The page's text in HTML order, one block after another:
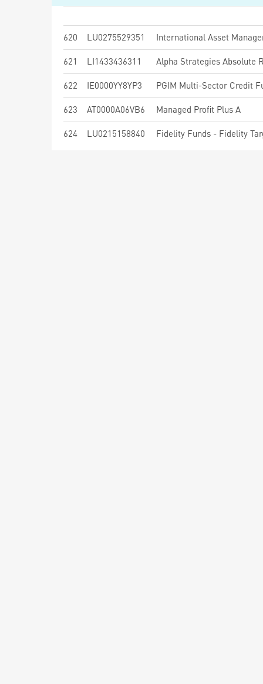
620 LU0275529351
621 LI1433436311 Alpha Strategies Absolute
622 IE0000YY8YP3
623 AT0000A06VB6 Managed Profit Plus A
624 LU0215158840 Fidelity Funds - Fidelity